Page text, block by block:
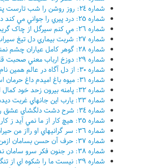
شماره ٢٤: روز روشن را شب تارست پنهان درلباس
شماره ٢٥: درد پيري را جواني مي کند درمان و بس
شماره ٢٦: مي کنم سيرگل از چاک گريبان قفس
شماره ٢٧: شربت بيماري دل تيغ سيراب است وبس
شماره ٢٨: گوهر کامل عياران چشم نمناک است وبس
شماره ٢٩: دوزخ ارباب معني صحبت قال است وبس
شماره ٣٠: از دل آگاه در عالم همين نام است و بس
شماره ٣١: ميوه باغ اميدم داغ حرمان است و بس
شماره ٣٢: پامنه بيرون زحد خود کمال اين است و بس
شماره ٣٣: يارب اين جانهاي غربت ديده را فرياد رس
شماره ٣٤: شرح دشت دلگشاي عشق را از ما مپرس
شماره ٣٥: هيچ کار از ما نمي آيد ز کار ما مپرس
شماره ٣٦: سر گرانيهاي او رااز من حيران مپرس
شماره ٣٧: حرف آن حسن بسامان ازمن مجنون مپرس
شماره ٣٨: در جنون فکر سرو سامان ندارد هيچ کس
شماره ٣٩: نيست ما را شکوه اي از تنگي جا در قفس